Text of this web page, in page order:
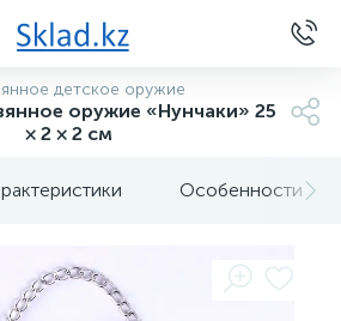
детское оружие
оружие «Нунчаки» 25
× 2 × 2 см
Особенности